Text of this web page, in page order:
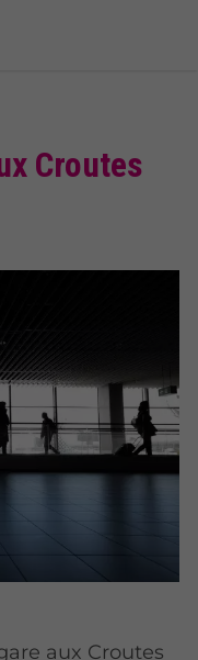
Croutes
aux Croutes